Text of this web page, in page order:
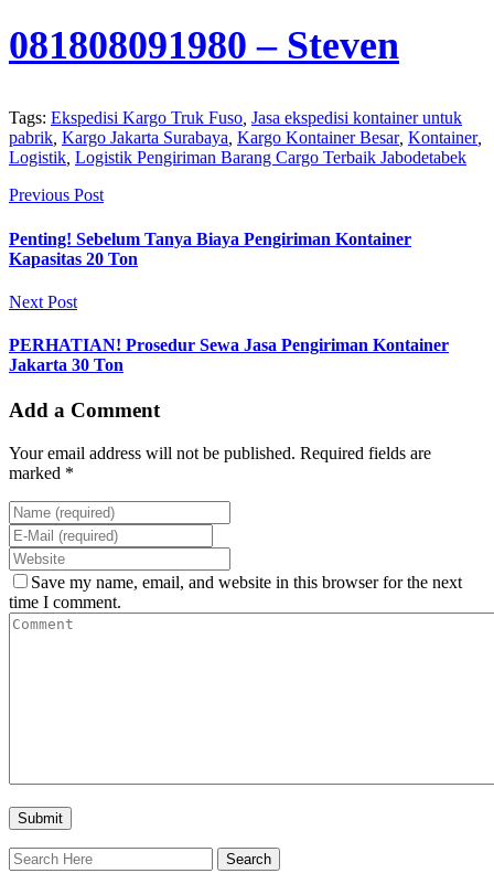
081808091980 – Steven
Tags: Ekspedisi Kargo Truk Fuso Jasa ekspedisi kontainer untuk
pabrik Kargo Jakarta Surabaya Kargo Kontainer Besar, Kontainer,
Logistik Logistik Pengiriman Barang Cargo Terbaik Jabodetabek
Previous Post
Penting! Sebelum Tanya Biaya Pengiriman Kontainer
Kapasitas 20 Ton
Next Post
PERHATIAN! Prosedur Sewa Jasa Pengiriman Kontainer
Jakarta 30 Ton
Add a Comment
Your email address will not be published. Required fields are
marked *
Save my name, email, and website in this browser for the next
time I comment.